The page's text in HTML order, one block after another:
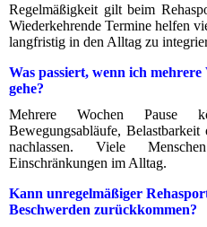
Regelmäßigkeit gilt beim
Wiederkehrende Termine helfen
langfristig in den Alltag zu
Was passiert, wenn ich
gehe?
Mehrere Wochen Pause
Bewegungsabläufe,
nachlassen. Viele
Einschränkungen im Alltag.
Kann unregelmäßiger
Beschwerden zurückkommen?